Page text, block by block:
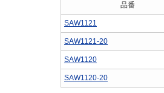
品番
SAW1121
SAW1121-20
SAW1120
SAW1120-20